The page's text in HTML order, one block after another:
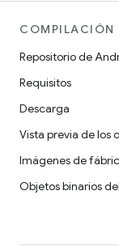
COMPILACIÓN
Repositorio de
Requisitos
Descarga
Vista previa de los
Imágenes de
Objetos binarios